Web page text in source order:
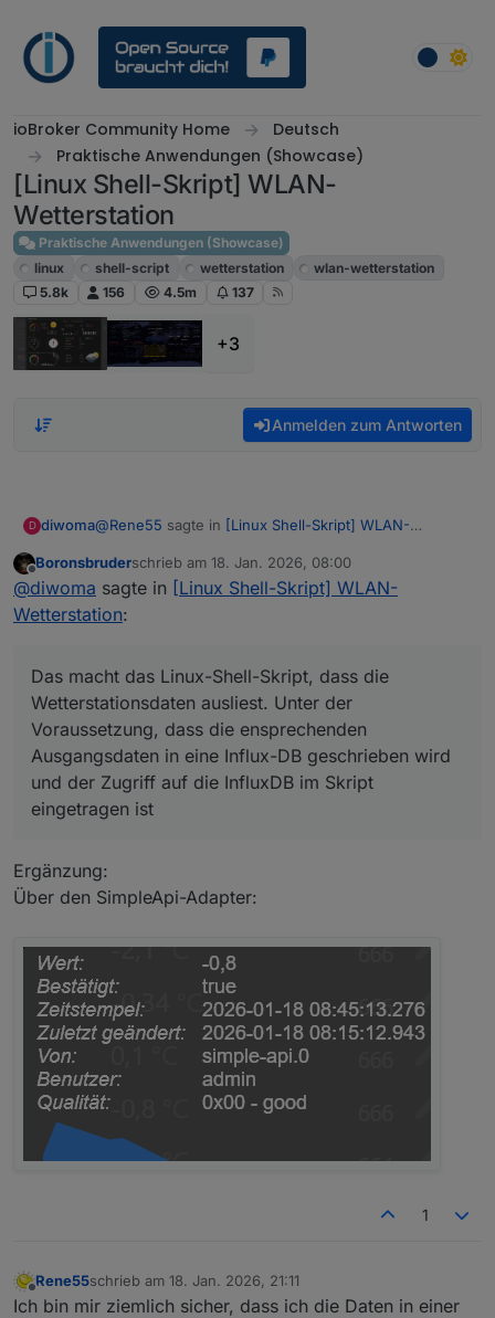
ioBroker Community Home
Deutsch
Praktische Anwendungen (Showcase)
[Linux Shell-Skript] WLAN-
Wetterstation
Praktische Anwendungen (Showcase)
linux
shell-script wetterstation
wlan-wetterstation
5.8k
156 4.5m 137
+3
Anmelden zum Antworten
D diwoma@Rene55 sagte in [Linux Shell-Skript] WLAN-
Ich brauch noch mal ein bisschen Nachhilfe: Wer
"0_userdata.0.Wetterstation.Info.Temp_Aussen_2
den Datenpunkten bzw. deren Historisierung
rumgespielt habe. Ich kriegs nicht mehr
zusammen.😢
Das macht das Linux-Shell-Skript, dass die
Voraussetzung, dass die ensprechenden
Ausgangsdaten in eine Influx-DB geschrieben wird
und der Zugriff auf die InfluxDB im Skript eingetragen
ist
Offline
Boronsbruderschrieb am 18. Jan. 2026, 08:00
zuletzt editiert von
@diwoma sagte in [Linux Shell-Skript] WLAN-
Wetterstation:
Das macht das Linux-Shell-Skript, dass die
Wetterstationsdaten ausliest. Unter der
Voraussetzung, dass die ensprechenden
Ausgangsdaten in eine Influx-DB geschrieben wird
und der Zugriff auf die InfluxDB im Skript
eingetragen ist
Ergänzung:
Über den SimpleApi-Adapter:
1
Offline
Rene55schrieb am 18. Jan. 2026, 21:11
zuletzt editiert von
Ich bin mir ziemlich sicher, dass ich die Daten in einer